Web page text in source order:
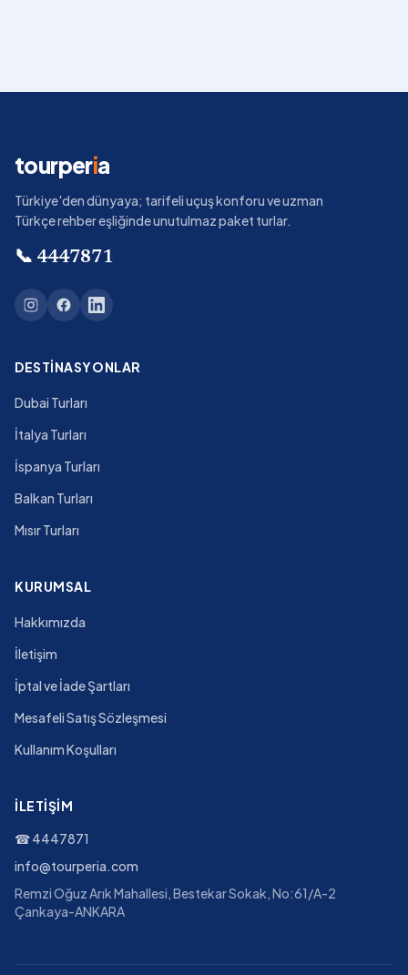
tourperia
Türkiye'den dünyaya; tarifeli uçuş konforu ve uzman
Türkçe rehber eşliğinde unutulmaz paket turlar.
📞 4447871
DESTINASYONLAR
Dubai Turları
İtalya Turları
İspanya Turları
Balkan Turları
Mısır Turları
KURUMSAL
Hakkımızda
İletişim
İptal ve İade Şartları
Mesafeli Satış Sözleşmesi
Kullanım Koşulları
İLETIŞIM
☎4447871
info@tourperia.com
Remzi Oğuz Arık Mahallesi, Bestekar Sokak, No:61/A-2
Çankaya-ANKARA